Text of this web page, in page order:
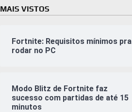
MAIS VISTOS
Fortnite: Requisitos mínimos pra
rodar no PC
Modo Blitz de Fortnite faz
sucesso com partidas de até 15
minutos